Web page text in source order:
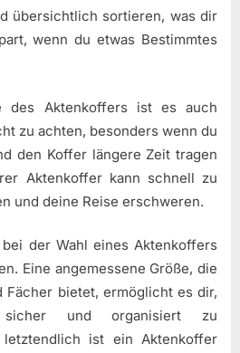
übersichtlich sortieren, was dir
wenn du etwas Bestimmtes
des Aktenkoffers ist es auch
zu achten, besonders wenn du
den Koffer längere Zeit tragen
Aktenkoffer kann schnell zu
und deine Reise erschweren.
der Wahl eines Aktenkoffers
Eine angemessene Größe, die
Fächer bietet, ermöglicht es dir,
sicher und organisiert zu
letztendlich ist ein Aktenkoffer